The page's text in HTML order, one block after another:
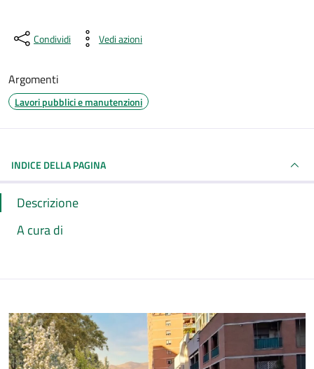
Condividi Vedi azioni
Argomenti
Lavori pubblici e manutenzioni
INDICE DELLA PAGINA
Descrizione
A cura di